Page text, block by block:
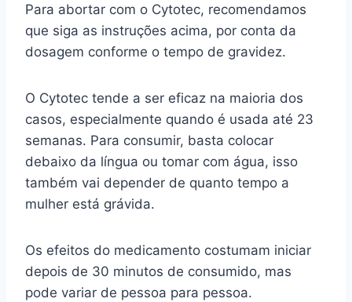
Para abortar com o Cytotec, recomendamos
que siga as instruções acima, por conta da
dosagem conforme o tempo de gravidez.
O Cytotec tende a ser eficaz na maioria dos
casos, especialmente quando é usada até 23
semanas. Para consumir, basta colocar
debaixo da língua ou tomar com água, isso
também vai depender de quanto tempo a
mulher está grávida.
Os efeitos do medicamento costumam iniciar
depois de 30 minutos de consumido, mas
pode variar de pessoa para pessoa.